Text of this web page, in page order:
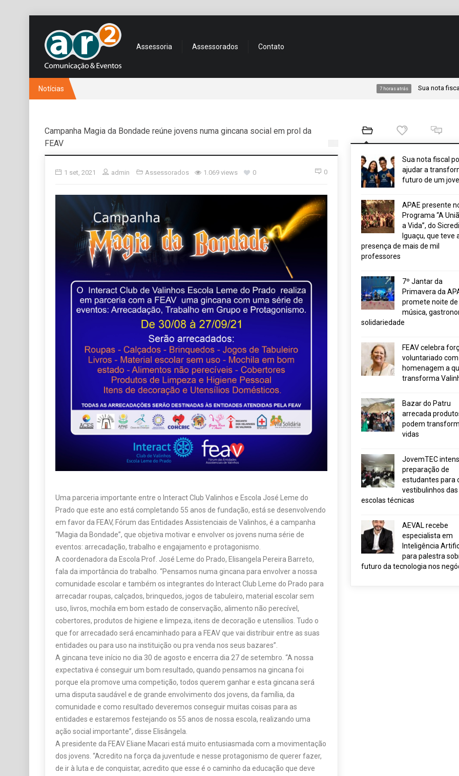
Assessoria Assessorados Contato
Notícias Sua nota fiscal pode
Campanha Magia da Bondade reúne jovens numa gincana social em prol da
FEAV
1 set, 2021 admin Assessorados 1.069 views 0 0
Uma parceria importante entre o Interact Club Valinhos e Escola José Leme do
Prado que este ano está completando 55 anos de fundação, está se desenvolvendo
em favor da FEAV, Fórum das Entidades Assistenciais de Valinhos, é a campanha
“Magia da Bondade”, que objetiva motivar e envolver os jovens numa série de
eventos: arrecadação, trabalho e engajamento e protagonismo.
A coordenadora da Escola Prof. José Leme do Prado, Elisangela Pereira Barreto,
fala da importância do trabalho. “Pensamos numa gincana para envolver a nossa
comunidade escolar e também os integrantes do Interact Club Leme do Prado para
arrecadar roupas, calçados, brinquedos, jogos de tabuleiro, material escolar sem
uso, livros, mochila em bom estado de conservação, alimento não perecível,
cobertores, produtos de higiene e limpeza, itens de decoração e utensílios. Tudo o
que for arrecadado será encaminhado para a FEAV que vai distribuir entre as suas
entidades ou para uso na instituição ou pra venda nos seus bazares”.
A gincana teve início no dia 30 de agosto e encerra dia 27 de setembro. “A nossa
expectativa é conseguir um bom resultado, quando pensamos na gincana foi
porque ela promove uma competição, todos querem ganhar e esta gincana será
uma disputa saudável e de grande envolvimento dos jovens, da família, da
comunidade e como resultado deveremos conseguir muitas coisas para as
entidades e estaremos festejando os 55 anos de nossa escola, realizando uma
ação social importante”, disse Elisângela.
A presidente da FEAV Eliane Macari está muito entusiasmada com a movimentação
dos jovens. “Acredito na força da juventude e nesse protagonismo de querer fazer,
de ir à luta e de conquistar, acredito que esse é o caminho da educação que deve
Sua nota fiscal
ajudar a
futuro de um
APAE presente
Programa “A
a Vida”, do Sicredi
Iguaçu, que teve
presença de mais de mil
professores
7º Jantar da
Primavera da
promete noite de
música,
solidariedade
FEAV celebra
voluntariado com
homenagem a
transforma
Bazar do Patru
arrecada
podem
vidas
JovemTEC
preparação de
estudantes para
vestibulinhos das
escolas técnicas
AEVAL recebe
especialista em
Inteligência
para palestra
futuro da tecnologia nos